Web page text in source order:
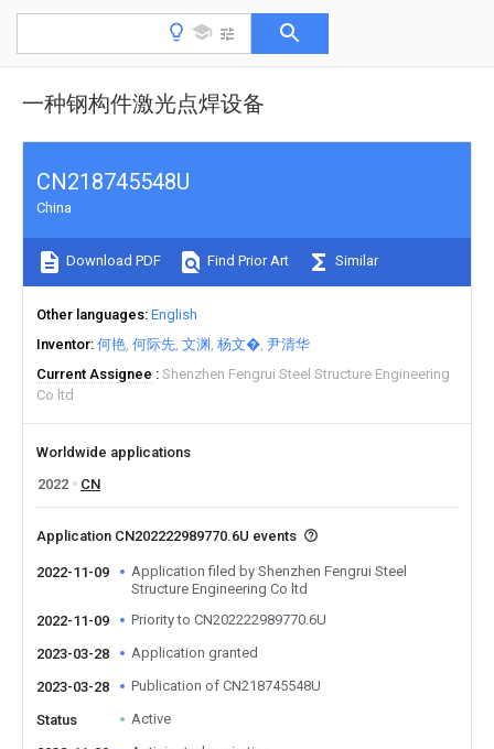
一种钢构件激光点焊设备
CN218745548U
China
Download PDF Find Prior Art Similar
Other languages English
Inventor 何艳 何际先 文渊 杨文� 尹清华
Current Assignee
Shenzhen Fengrui Steel Structure Engineering
Co ltd
Worldwide applications
2022
CN
Application CN202222989770.6U events
2022-11-09
Application filed by Shenzhen Fengrui Steel
Structure Engineering Co ltd
2022-11-09
Priority to CN202222989770.6U
2023-03-28 Application granted
2023-03-28 Publication of CN218745548U
Status Active